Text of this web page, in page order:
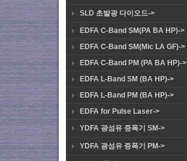
SLD 초발광 다이오드->
EDFA C-Band SM(PA BA HP)->
EDFA C-Band SM(Mic LA GF)->
EDFA C-Band PM (PA BA HP)->
EDFA L-Band SM (BA HP)->
EDFA L-Band PM (BA HP)->
EDFA for Pulse Laser->
YDFA 광섬유 증폭기 SM->
YDFA 광섬유 증폭기 PM->